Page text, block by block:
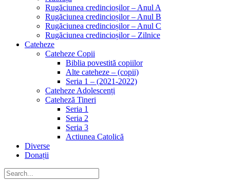
Rugăciunea credincioșilor – Anul A
Rugăciunea credincioșilor – Anul B
Rugăciunea credincioșilor – Anul C
Rugăciunea credincioșilor – Zilnice
Cateheze
Cateheze Copii
Biblia povestită copiilor
Alte cateheze – (copii)
Seria 1 – (2021-2022)
Cateheze Adolescenți
Cateheză Tineri
Seria 1
Seria 2
Seria 3
Actiunea Catolică
Diverse
Donații